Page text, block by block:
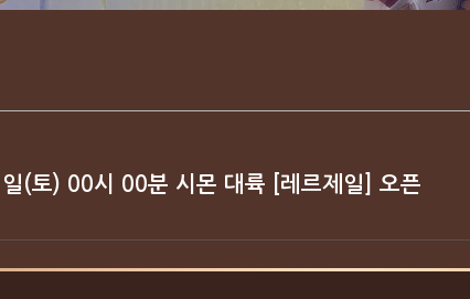
(토) 00시 00분 시몬 대륙 [레르제일] 오픈